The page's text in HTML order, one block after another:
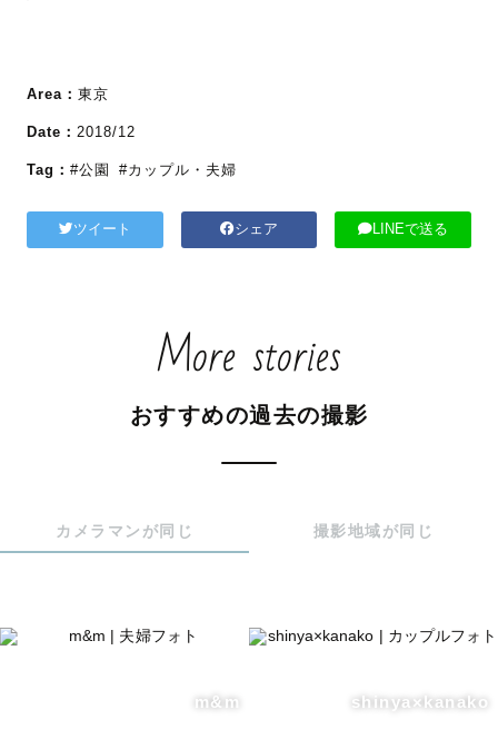
Area： 東京
Date： 2018/12
Tag： #公園 #カップル・夫婦
ツイート シェア LINEで送る
More stories
おすすめの過去の撮影
カメラマンが同じ 撮影地域が同じ
m&m shinya×kanako